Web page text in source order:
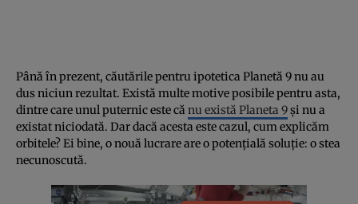
Până în prezent, căutările pentru ipotetica Planetă 9 nu au
dus niciun rezultat. Există multe motive posibile pentru asta,
dintre care unul puternic este că nu există Planeta 9și nu a
existat niciodată. Dar dacă acesta este cazul, cum explicăm
orbitele? Ei bine, o nouă lucrare are o potențială soluție: o stea
necunoscută.